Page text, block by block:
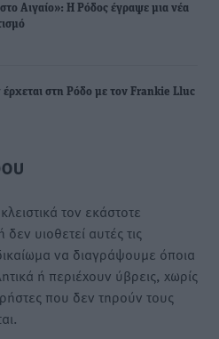
Αιγαίο»: Η Ρόδος έγραψε μια νέα
στη Ρόδο με τον Frankie Lluc
τον εκάστοτε
υιοθετεί αυτές τις
να διαγράψουμε όποια
ή περιέχουν ύβρεις, χωρίς
που δεν τηρούν τους